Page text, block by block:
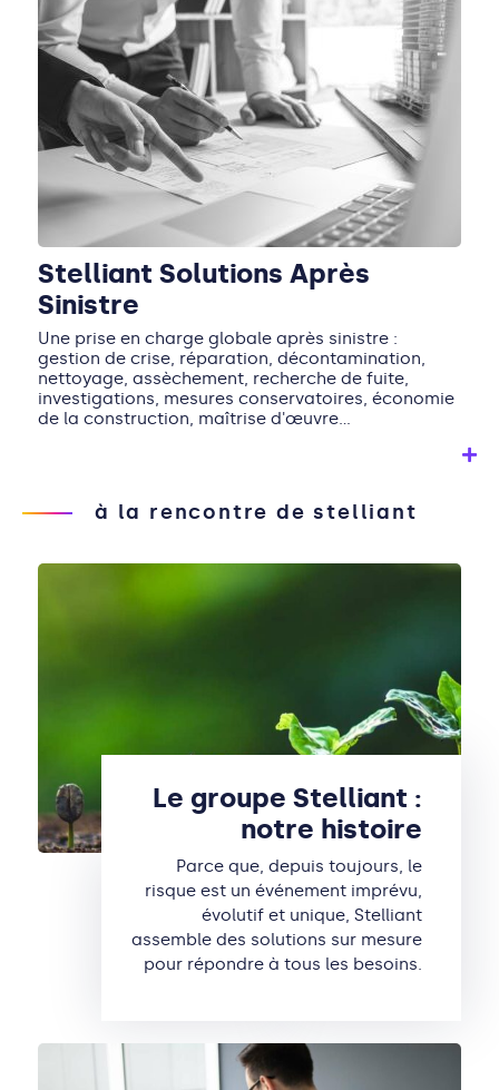
Stelliant Solutions Après
Sinistre
Une prise en charge globale après sinistre :
gestion de crise, réparation, décontamination,
nettoyage, assèchement, recherche de fuite,
investigations, mesures conservatoires, économie
de la construction, maîtrise d'œuvre...
à la rencontre de stelliant
Le groupe Stelliant :
notre histoire
Parce que, depuis toujours, le
risque est un événement imprévu,
évolutif et unique, Stelliant
assemble des solutions sur mesure
pour répondre à tous les besoins.